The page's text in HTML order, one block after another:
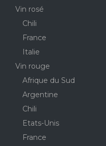
Vin rosé
Chili
France
Italie
Vin rouge
Afrique du Sud
Argentine
Chili
Etats-Unis
France